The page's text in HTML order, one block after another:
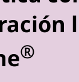
®